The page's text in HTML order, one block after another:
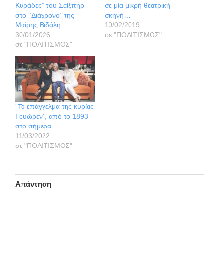
Κυράδες” του Σαίξπηρ
στο ‘’Διάχρονο’’ της
Μαίρης Βιδάλη
30/01/2026
σε "ΠΟΛΙΤΙΣΜΟΣ"
σε μία μικρή θεατρική
σκηνή…
10/02/2019
σε "ΠΟΛΙΤΙΣΜΟΣ"
“Το επάγγελμα της κυρίας
Γουώρεν”, από το 1893
στο σήμερα…
11/03/2022
σε "ΠΟΛΙΤΙΣΜΟΣ"
Απάντηση